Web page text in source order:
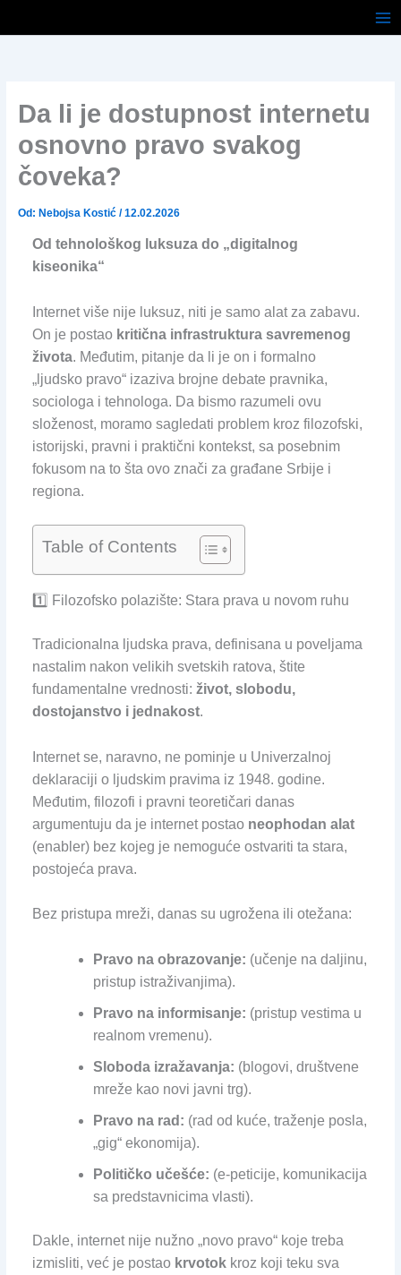
Da li je dostupnost internetu
osnovno pravo svakog
čoveka?
Od: Nebojsa Kostić /12.02.2026
Od tehnološkog luksuza do „digitalnog
kiseonika“
Internet više nije luksuz, niti je samo alat za zabavu.
On je postao kritična infrastruktura savremenog
života. Međutim, pitanje da li je on i formalno
„ljudsko pravo“ izaziva brojne debate pravnika,
sociologa i tehnologa. Da bismo razumeli ovu
složenost, moramo sagledati problem kroz filozofski,
istorijski, pravni i praktični kontekst, sa posebnim
fokusom na to šta ovo znači za građane Srbije i
regiona.
Table of Contents
1️⃣ Filozofsko polazište: Stara prava u novom ruhu
Tradicionalna ljudska prava, definisana u poveljama
nastalim nakon velikih svetskih ratova, štite
fundamentalne vrednosti: život, slobodu,
dostojanstvo i jednakost.
Internet se, naravno, ne pominje u Univerzalnoj
deklaraciji o ljudskim pravima iz 1948. godine.
Međutim, filozofi i pravni teoretičari danas
argumentuju da je internet postao neophodan alat
(enabler) bez kojeg je nemoguće ostvariti ta stara,
postojeća prava.
Bez pristupa mreži, danas su ugrožena ili otežana:
Pravo na obrazovanje: (učenje na daljinu,
pristup istraživanjima).
Pravo na informisanje: (pristup vestima u
realnom vremenu).
Sloboda izražavanja: (blogovi, društvene
mreže kao novi javni trg).
Pravo na rad: (rad od kuće, traženje posla,
„gig“ ekonomija).
Političko učešće: (e-peticije, komunikacija
sa predstavnicima vlasti).
Dakle, internet nije nužno „novo pravo“ koje treba
izmisliti, već je postao krvotokkroz koji teku sva